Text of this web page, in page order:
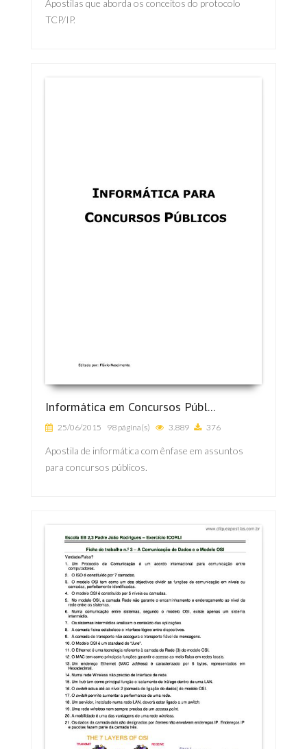
Apostilas que aborda os conceitos do protocolo
TCP/IP.
Informática em Concursos Públ...
25/06/2015 98 página(s) 3.889 376
Apostila de informática com ênfase em assuntos
para concursos públicos.